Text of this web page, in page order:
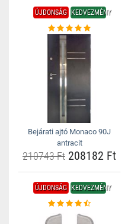
ÚJDONSÁG KEDVEZMÉNY
Bejárati ajtó Monaco 90J
antracit
210743 Ft 208182 Ft
ÚJDONSÁG KEDVEZMÉNY